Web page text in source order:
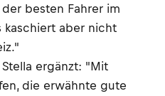
der besten Fahrer im
kaschiert aber nicht
ergänzt: "Mit
die erwähnte gute